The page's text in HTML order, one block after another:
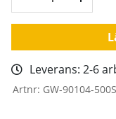
Leverans: 2-6
Artnr: GW-90104-500S